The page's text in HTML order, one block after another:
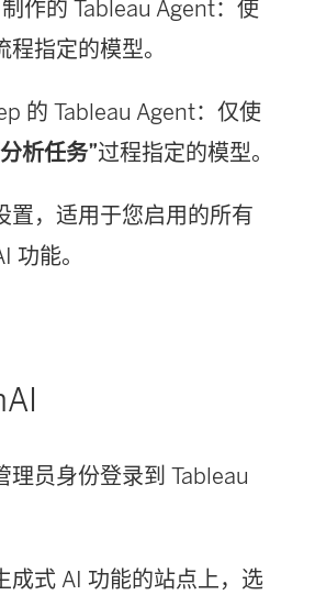
作的 Tableau Agent：使
程指定的模型。
的 Tableau Agent：仅使
析任务”过程指定的模型。
置，适用于您启用的所有
功能。
理员身份登录到 Tableau
成式 AI 功能的站点上，选